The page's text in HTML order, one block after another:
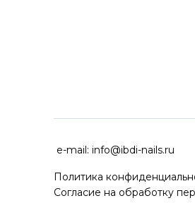
e-mail: info@ibdi-nails.ru
Политика
Согласие на обработку